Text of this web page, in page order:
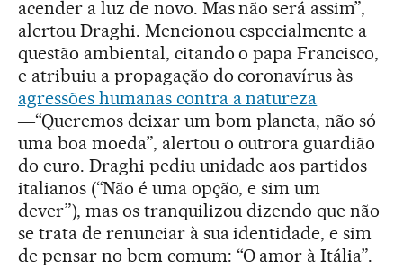
acender a luz de novo. Mas não será assim”,
alertou Draghi. Mencionou especialmente a
questão ambiental, citando o papa Francisco,
e atribuiu a propagação do coronavírus às
agressões humanas contra a natureza
―“Queremos deixar um bom planeta, não só
uma boa moeda”, alertou o outrora guardião
do euro. Draghi pediu unidade aos partidos
italianos (“Não é uma opção, e sim um
dever”), mas os tranquilizou dizendo que não
se trata de renunciar à sua identidade, e sim
de pensar no bem comum: “O amor à Itália”.